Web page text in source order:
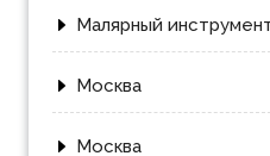
Малярный
Москва
Москва